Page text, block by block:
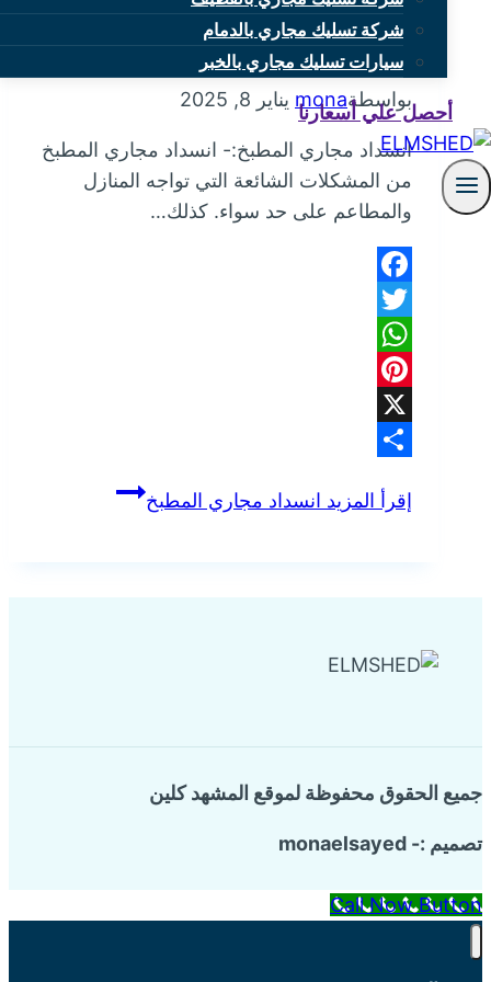
شركة تسليك مجاري بالدمام
سيارات تسليك مجاري بالخبر
أحصل علي أسعارنا
انسداد مجاري المطبخ
بواسطةmona يناير 8, 2025
انسداد مجاري المطبخ:- انسداد مجاري المطبخ
من المشكلات الشائعة التي تواجه المنازل
والمطاعم على حد سواء. كذلك…
Facebook
Twitter
WhatsApp
Pinterest
X
إقرأ المزيد انسداد مجاري المطبخ
جميع الحقوق محفوظة لموقع المشهد كلين
تصميم :- monaelsayed
Call Now Button